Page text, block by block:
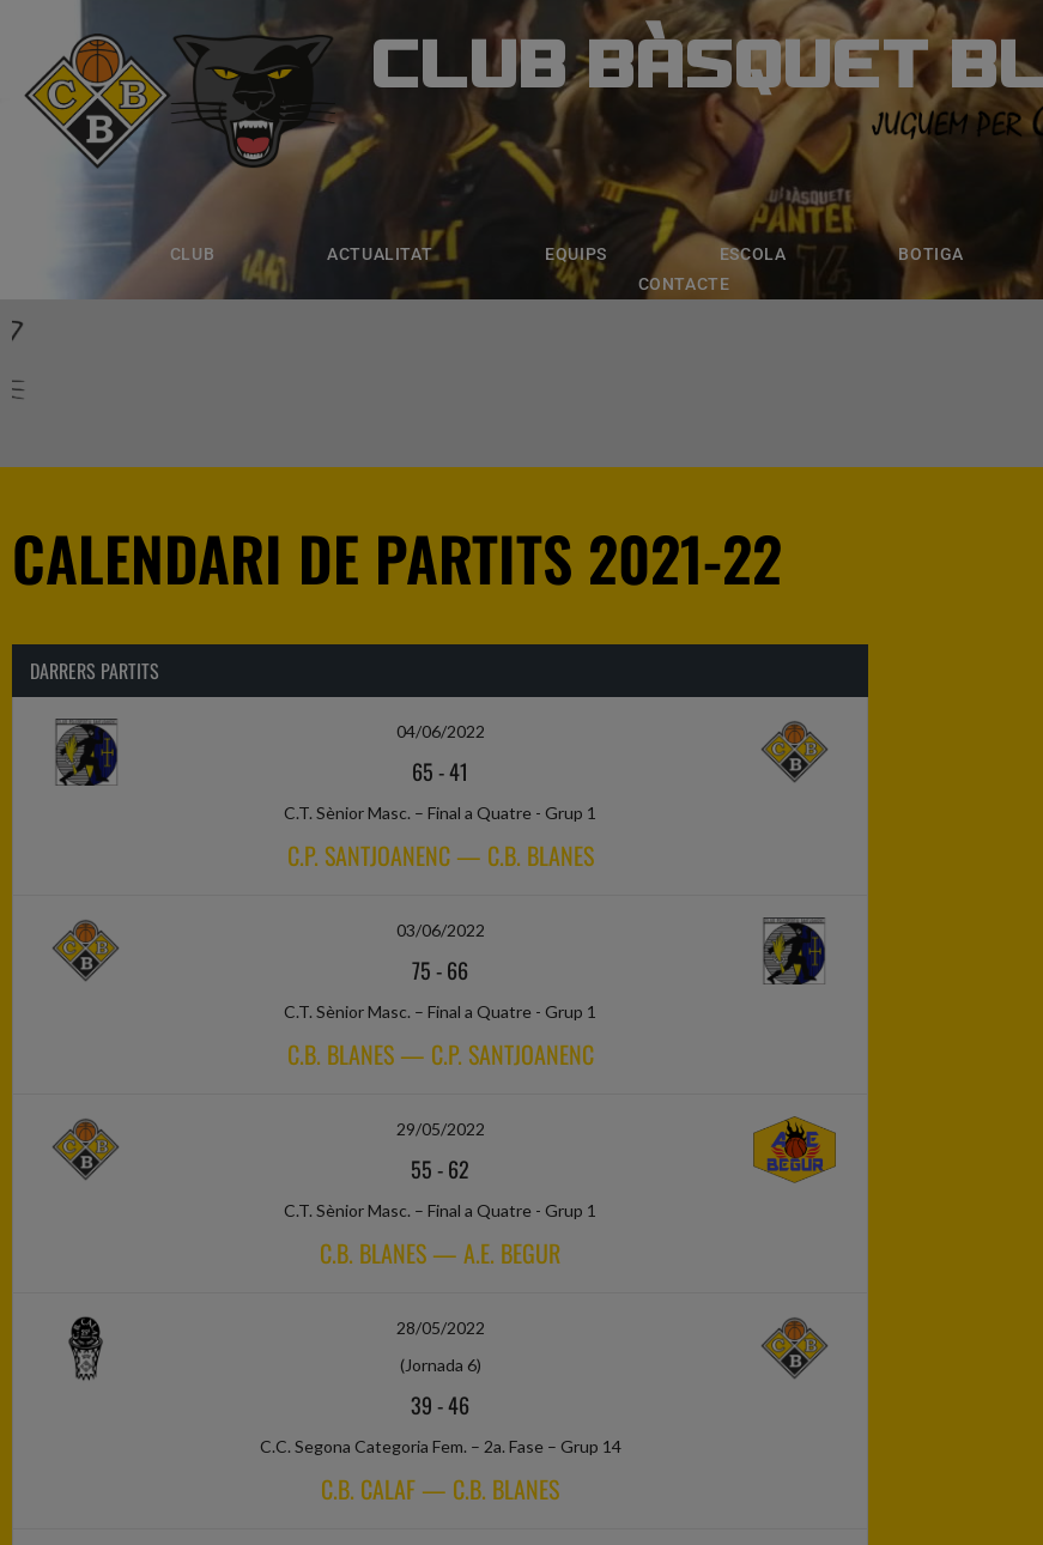
CLUB BÀSQUET
CLUB ACTUALITAT EQUIPS ESCOLA BOTIGA
CONTACTE
CLUB BÀSQUET
ACTUALITAT ESCOLA BOTIGA
CALENDARI DE PARTITS 2021-22
DARRERS PARTITS
04/06/2022
65-41
C.T. Sènior Masc. – Final a Quatre - Grup 1
C.P. SANTJOANENC — C.B. BLANES
03/06/2022
75-66
C.T. Sènior Masc. – Final a Quatre - Grup 1
C.B. BLANES — C.P. SANTJOANENC
29/05/2022
55-62
C.T. Sènior Masc. – Final a Quatre - Grup 1
C.B. BLANES — A.E. BEGUR
28/05/2022
(Jornada 6)
39-46
C.C. Segona Categoria Fem. – 2a. Fase – Grup 14
C.B. CALAF — C.B. BLANES